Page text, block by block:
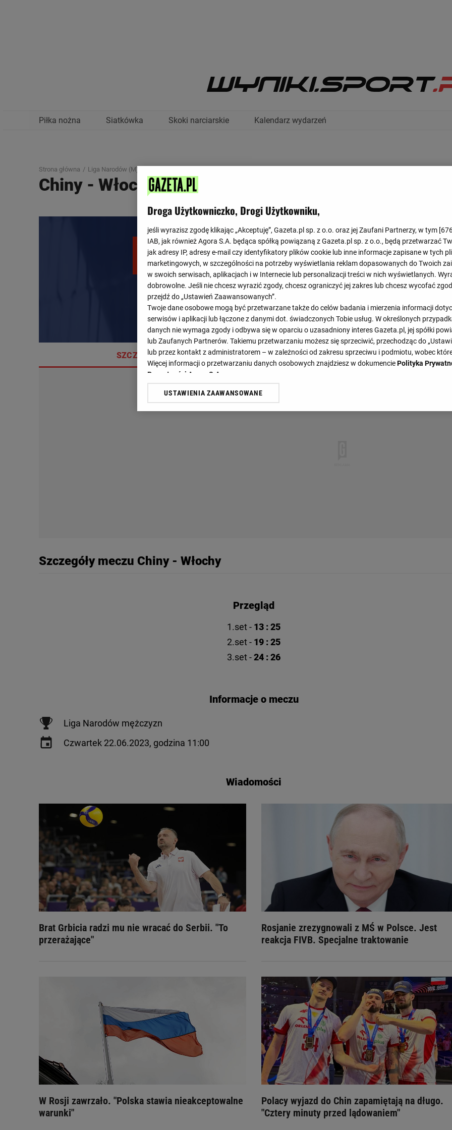
Piłka nożna Siatkówka Skoki narciarskie Kalendarz wydarzeń
Strona główna Liga Narodów (M)
Chiny - Włochy
Chiny
Koniec
0 : 3
SZCZEGÓŁY TERMINARZ
Szczegóły meczu Chiny - Włochy
Przegląd
1.set - 13 : 25
2.set - 19 : 25
3.set -24 : 26
Informacje o meczu
Liga Narodów mężczyzn
Czwartek 22.06.2023, godzina 11:00
Wiadomości
Brat Grbicia radzi mu nie wracać do Serbii. "To
przerażające"
Rosjanie zrezygnowali z MŚ w Polsce. Jest
reakcja FIVB. Specjalne traktowanie
W Rosji zawrzało. "Polska stawia nieakceptowalne
warunki"
Polacy wyjazd do Chin zapamiętają na długo.
"Cztery minuty przed lądowaniem"
Droga Użytkowniczko, Drogi Użytkowniku,
jeśli wyrazisz zgodę klikając „Akceptuję”, Gazeta.pl sp. z o.o. oraz jej Zaufani Partnerzy, w tym [
IAB, jak również Agora S.A. będąca spółką powiązaną z Gazeta.pl sp. z o.o., będą przetwarzać
jak adresy IP, adresy e-mail czy identyfikatory plików cookie lub inne informacje zapisane w tych
marketingowych, w szczególności na potrzeby wyświetlania reklam dopasowanych do Twoich
w swoich serwisach, aplikacjach i w Internecie lub personalizacji treści w nich wyświetlanych.
dobrowolne. Jeśli nie chcesz wyrazić zgody, chcesz ograniczyć jej zakres lub chcesz wycofać
przejdź do „Ustawień Zaawansowanych”.
Twoje dane osobowe mogą być przetwarzane także do celów badania i mierzenia informacji
serwisów i aplikacji lub łączone z danymi dot. świadczonych Tobie usług. W określonych
danych nie wymaga zgody i odbywa się w oparciu o uzasadniony interes Gazeta.pl, jej spółki
lub Zaufanych Partnerów. Takiemu przetwarzaniu możesz się sprzeciwić, przechodząc do
lub przez kontakt z administratorem – w zależności od zakresu sprzeciwu i podmiotu, wobec
Więcej informacji o przetwarzaniu danych osobowych znajdziesz w dokumenciePolityka
Prywatności Agora S.A.
Klikając „Akceptuję” wyrażasz też zgodę na zainstalowanie i przechowywanie plików cookie
USTAWIENIA ZAAWANSOWANE